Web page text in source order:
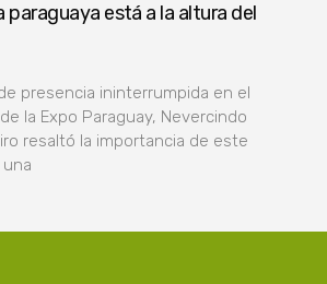
paraguaya está a la altura del
presencia ininterrumpida en el
la Expo Paraguay, Nevercindo
resaltó la importancia de este